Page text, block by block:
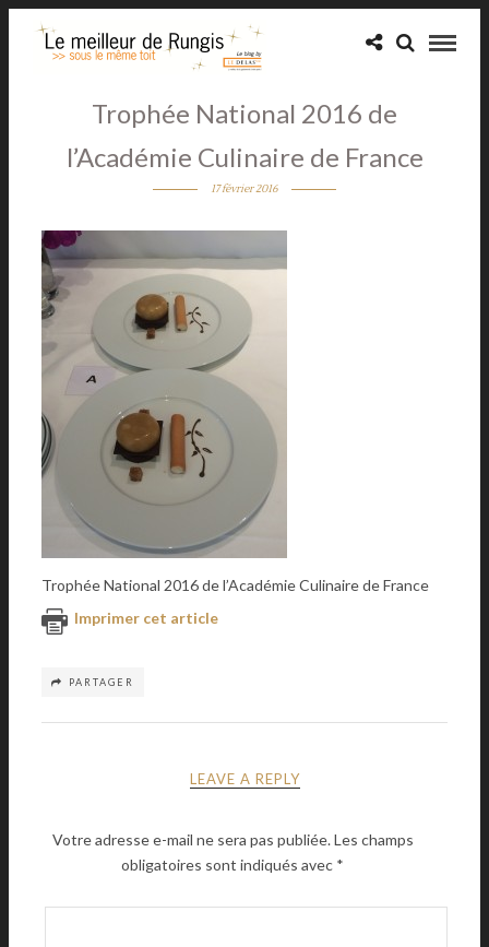
Trophée National 2016 de
l’Académie Culinaire de France
17 février 2016
Trophée National 2016 de l’Académie Culinaire de France
Imprimer cet article
PARTAGER
LEAVE A REPLY
Votre adresse e-mail ne sera pas publiée.Les champs
obligatoires sont indiqués avec *